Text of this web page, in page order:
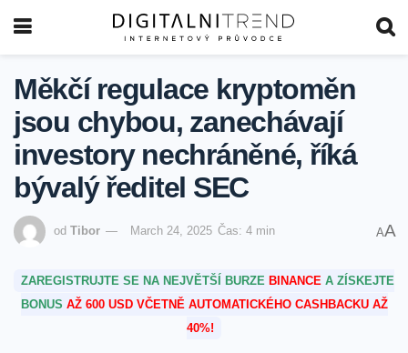
Měkčí regulace kryptoměn
jsou chybou, zanechávají
investory nechráněné, říká
bývalý ředitel SEC
od Tibor March 24, 2025 Čas: 4 min AA
ZAREGISTRUJTE SE NA NEJVĚTŠÍ BURZE BINANCE A ZÍSKEJTE
BONUS AŽ 600 USD VČETNĚ AUTOMATICKÉHO CASHBACKU AŽ
40%!